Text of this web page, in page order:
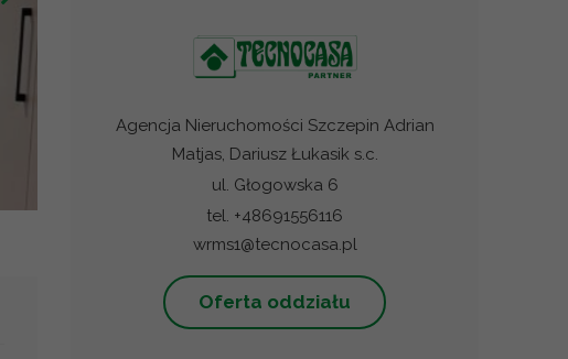
Agencja Nieruchomości Szczepin Adrian
Matjas, Dariusz Łukasik s.c.
ul. Głogowska 6
tel. +48691556116
wrms1@tecnocasa.pl
Oferta oddziału